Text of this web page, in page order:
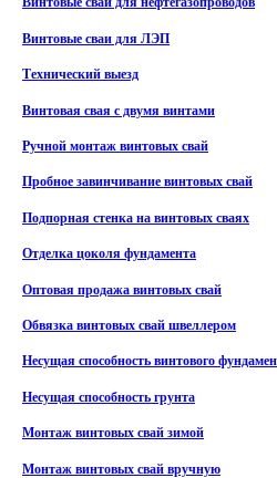
Винтовые сваи для нефтегазопроводов
Винтовые сваи для ЛЭП
Технический выезд
Винтовая свая с двумя винтами
Ручной монтаж винтовых свай
Пробное завинчивание винтовых свай
Подпорная стенка на винтовых сваях
Отделка цоколя фундамента
Оптовая продажа винтовых свай
Обвязка винтовых свай швеллером
Несущая способность винтового
Несущая способность грунта
Монтаж винтовых свай зимой
Монтаж винтовых свай вручную